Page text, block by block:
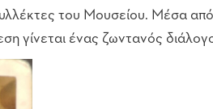
του Μουσείου. Μέσα
γίνεται ένας ζωντανός